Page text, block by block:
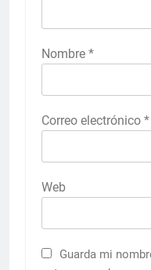
Nombre *
Correo electrónico *
Web
Guarda mi